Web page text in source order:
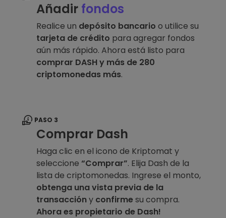
Añadir fondos
Realice un depósito bancario o utilice su
tarjeta de crédito para agregar fondos
aún más rápido. Ahora está listo para
comprar DASH y más de 280
criptomonedas más.
PASO 3
Comprar Dash
Haga clic en el icono de Kriptomat y
seleccione “Comprar”. Elija Dash de la
lista de criptomonedas. Ingrese el monto,
obtenga una vista previa de la
transaccióny confirmesu compra.
Ahora es propietario de Dash!